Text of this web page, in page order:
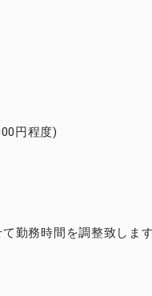
円程度)
勤務時間を調整致します